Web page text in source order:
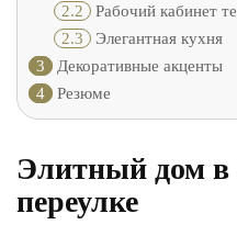
2.2 Рабочий кабинет
2.3 Элегантная кухня
3
Декоративные акценты
4
Резюме
Элитный дом
переулке